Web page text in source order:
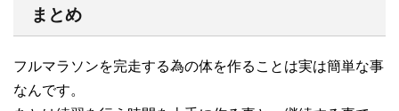
まとめ
フルマラソンを完走する為の体を作ることは実は簡単な事
なんです。